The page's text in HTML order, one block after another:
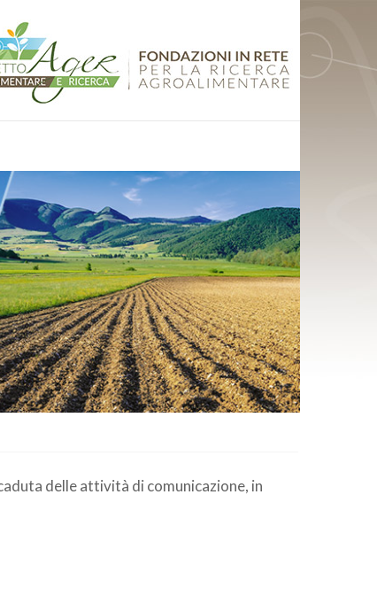
delle attività di comunicazione, in